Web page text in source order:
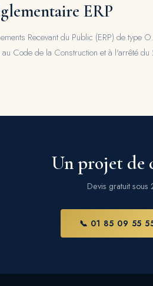
ERP
Recevant du Public (ERP) de
au Code de la Construction et à l'arrêté
Un projet de
Devis gratuit sous
📞 01 85 09 55